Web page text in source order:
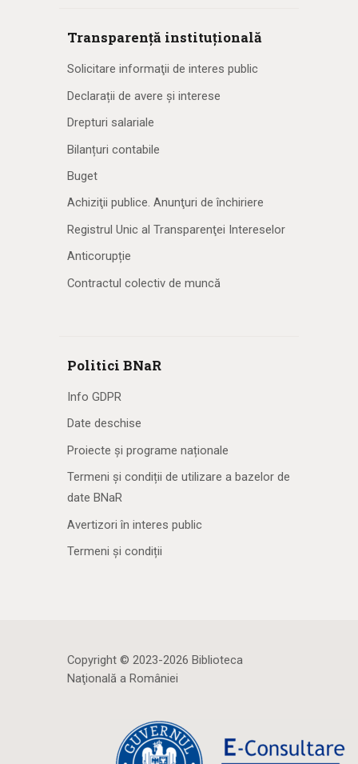
Transparență instituțională
Solicitare informaţii de interes public
Declarații de avere și interese
Drepturi salariale
Bilanțuri contabile
Buget
Achiziţii publice. Anunţuri de închiriere
Registrul Unic al Transparenţei Intereselor
Anticorupție
Contractul colectiv de muncă
Politici BNaR
Info GDPR
Date deschise
Proiecte și programe naționale
Termeni și condiții de utilizare a bazelor de
date BNaR
Avertizori în interes public
Termeni și condiții
Copyright © 2023-2026 Biblioteca
Naţională a României